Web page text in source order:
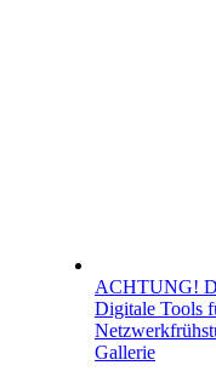
ACHTUNG!
Digitale Tools
Gallerie